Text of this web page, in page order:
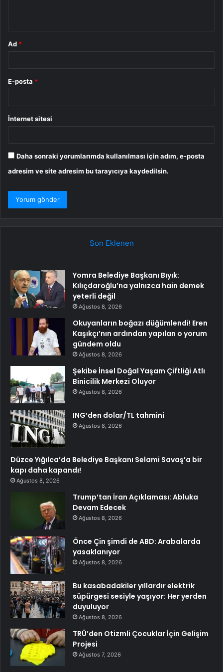
Ad *
E-posta *
İnternet sitesi
Daha sonraki yorumlarımda kullanılması için adım, e-posta
adresim ve site adresim bu tarayıcıya kaydedilsin.
Son Eklenen
Yomra Belediye Başkanı Bıyık:
Kılıçdaroğlu’na yalnızca hain demek
yeterli değil
Ağustos 8, 2026
Okuyanların boğazı düğümlendi! Eren
Kaşıkçı’nın ardından yapılan o yorum
gündem oldu
Ağustos 8, 2026
Şekibe İnsel Doğal Yaşam Çiftliği Atlı
Binicilik Merkezi Oluyor
Ağustos 8, 2026
ING’den dolar/TL tahmini
Ağustos 8, 2026
Düzce Yığılca’da Belediye Başkanı Selami Savaş’a bir
kapı daha kapandı!
Ağustos 8, 2026
Trump’tan İran Açıklaması: Abluka
Devam Edecek
Ağustos 8, 2026
Önce Çin şimdi de ABD: Arabalarda
yasaklanıyor
Ağustos 8, 2026
Bu kasabadakiler yıllardır elektrik
süpürgesi sesiyle yaşıyor: Her yerden
duyuluyor
Ağustos 8, 2026
TRÜ’den Otizmli Çocuklar İçin Gelişim
Projesi
Ağustos 7, 2026